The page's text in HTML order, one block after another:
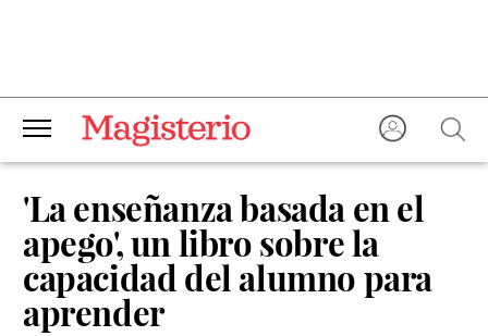
'La enseñanza basada en el
apego', un libro sobre la
capacidad del alumno para
aprender